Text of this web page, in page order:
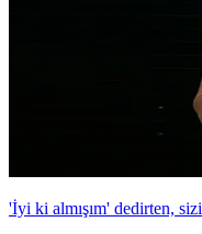
'İyi ki almışım' dedirten,